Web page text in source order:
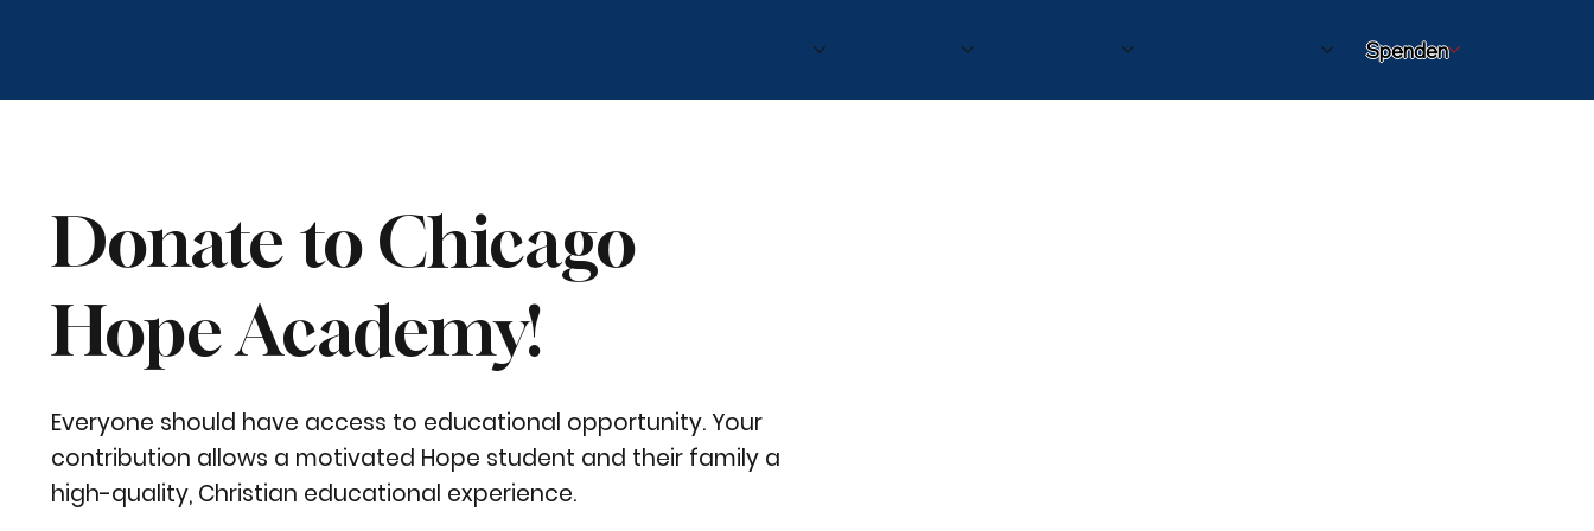
Zulassungen Begleiten Sie uns Spenden
Donate to Chicago
Hope Academy!
Everyone should have access to educational opportunity. Your
contribution allows a motivated Hope student and their family a
high-quality, Christian educational experience.